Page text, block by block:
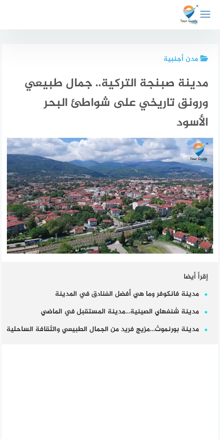
المحتوى
مدن أجنبية
مدينة صبنجة التركية.. جمال طبيعي
ورونق تاريخي على شواطئ البحر
الأسود
إقرأ أيضا
مدينة فانكوفر وما هي أفضل الفنادق في المدينة
مدينة شنغهاي الصينية…مدينة المستقبل في الماضي
مدينة بورنموث…مزيج فريد من الجمال الطبيعي والثقافة الساحلية